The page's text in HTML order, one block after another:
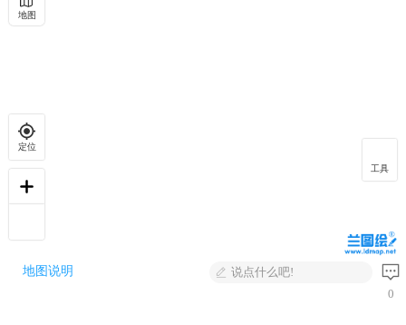
地图说明
说点什么吧!
0
地图
定位
工具